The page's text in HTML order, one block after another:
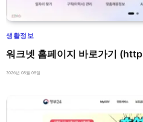
생활정보
워크넷 홈페이지 바로가기
2026년 08월 08일